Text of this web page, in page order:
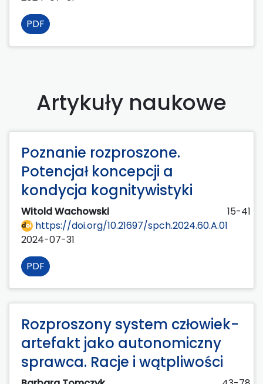
PDF
Artykuły naukowe
Poznanie rozproszone.
Potencjał koncepcji a
kondycja kognitywistyki
Witold Wachowski
15-41
https://doi.org/10.21697/spch.2024.60.A.01
2024-07-31
PDF
Rozproszony system człowiek-
artefakt jako autonomiczny
sprawca. Racje i wątpliwości